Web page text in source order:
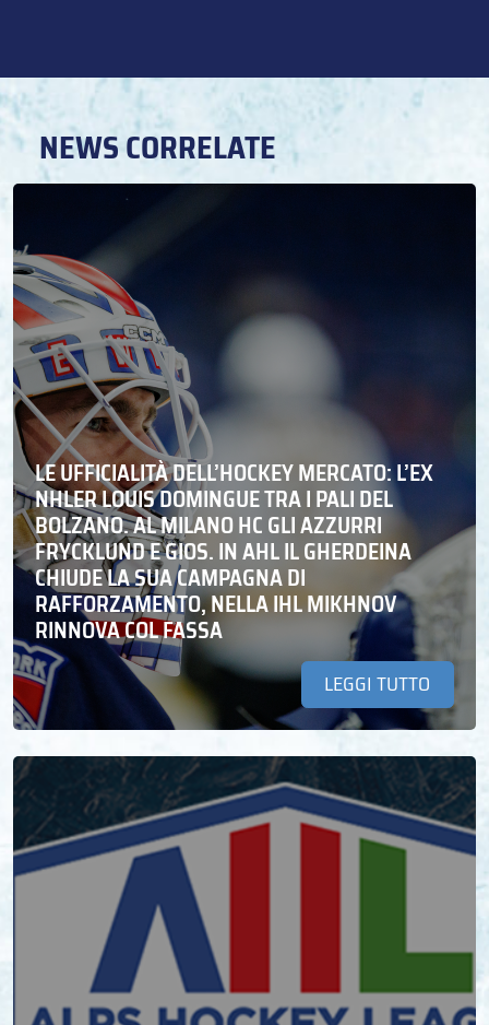
NEWS CORRELATE
LE UFFICIALITÀ DELL’HOCKEY MERCATO: L’EX
NHLER LOUIS DOMINGUE TRA I PALI DEL
BOLZANO. AL MILANO HC GLI AZZURRI
FRYCKLUND E GIOS. IN AHL IL GHERDEINA
CHIUDE LA SUA CAMPAGNA DI
RAFFORZAMENTO, NELLA IHL MIKHNOV
RINNOVA COL FASSA
LEGGI TUTTO